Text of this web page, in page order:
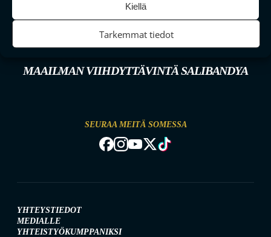
Kiellä
Tarkemmat tiedot
MAAILMAN VIIHDYTTÄVINTÄ SALIBANDYA
SEURAA MEITÄ SOMESSA
YHTEYSTIEDOT
MEDIALLE
YHTEISTYÖKUMPPANIKSI